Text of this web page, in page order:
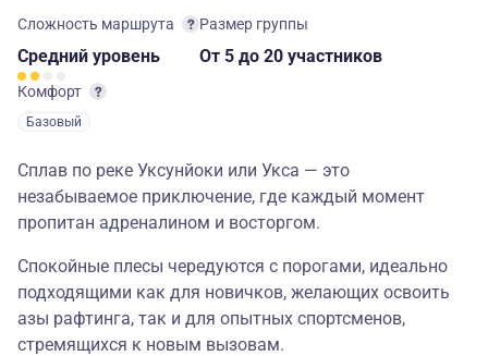
Сложность маршрута
Средний уровень
Комфорт
Базовый
Размер группы
От 5 до 20 участников
Сплав по реке Уксунйоки или Укса — это
незабываемое приключение, где каждый момент
пропитан адреналином и восторгом.
Спокойные плесы чередуются с порогами, идеально
подходящими как для новичков, желающих освоить
азы рафтинга, так и для опытных спортсменов,
стремящихся к новым вызовам.